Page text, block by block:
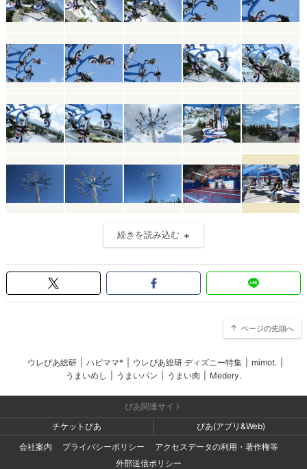
続きを読み込む
ページの先頭へ
ウレぴあ総研 ハピママ* ウレぴあ総研 ディズニー特集 mimot.
うまいめし
うまいパン うまい肉 Medery.
ぴあ関連サイト
チケットぴあ
ぴあ(アプリ&Web)
会社案内
プライバシーポリシー
アクセスデータの利用・著作権等
外部送信ポリシー